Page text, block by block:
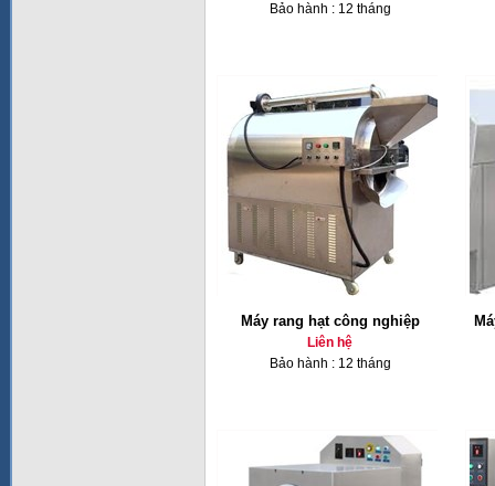
Bảo hành : 12 tháng
Máy rang hạt công nghiệp
Liên hệ
Bảo hành : 12 tháng